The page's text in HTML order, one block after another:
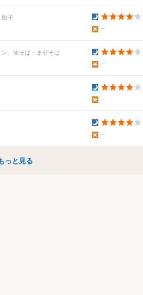
餃子
、油そば・まぜそば
っと見る